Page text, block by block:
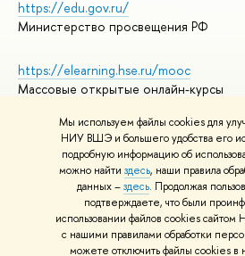
Мы используем файлы cookies для
НИУ ВШЭ и большего удобства его
подробную информацию об
можно найти здесь, наши правила
данных –здесь. Продолжая
подтверждаете, что были
использовании файлов cookies
с нашими правилами обработки
можете отключить файлы cookies в
https://edu.gov.ru/
Министерство просвещения РФ
https://elearning.hse.ru/mooc
Массовые открытые онлайн-курсы
© НИУ ВШЭ 1993–2026
Адреса и
Условия использования материалов
Политика конфиденциальности
Правила применения рекомендательных
Карта сайта